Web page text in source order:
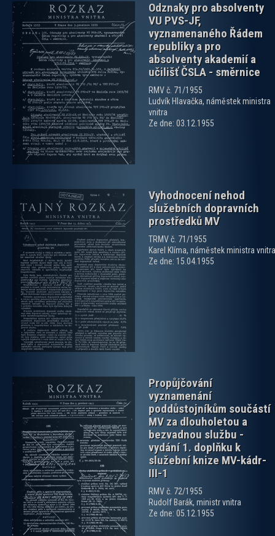
Odznaky pro absolventy
VU PVS-JF,
vyznamenaného Řádem
republiky a pro
absolventy akademií a
učilišť ČSLA - směrnice
RMV č. 71/1955
Ludvík Hlavačka, náměstek ministra
vnitra
Ze dne: 03.12.1955
Vyhodnocení nehod
služebních dopravních
prostředků MV
TRMV č. 71/1955
Karel Klíma, náměstek ministra vnitra
Ze dne: 15.04.1955
zobrazit PDF dokument
Propůjčování
vyznamenání
poddůstojníkům součástí
MV za dlouholetou a
bezvadnou službu -
vydání 1. doplňku k
služební knize MV-kádr-
III-1
RMV č. 72/1955
Rudolf Barák, ministr vnitra
Ze dne: 05.12.1955
zobrazit PDF dokument
zobrazit PDF dokument